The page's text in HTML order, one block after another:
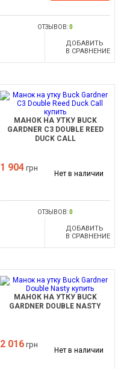
ОТЗЫВОВ:0
ДОБАВИТЬ
В СРАВНЕНИЕ
МАНОК НА УТКУ BUCK
GARDNER C3 DOUBLE REED
DUCK CALL
1 904 грн
Нет в наличии
ОТЗЫВОВ:0
ДОБАВИТЬ
В СРАВНЕНИЕ
МАНОК НА УТКУ BUCK
GARDNER DOUBLE NASTY
2 016 грн
Нет в наличии